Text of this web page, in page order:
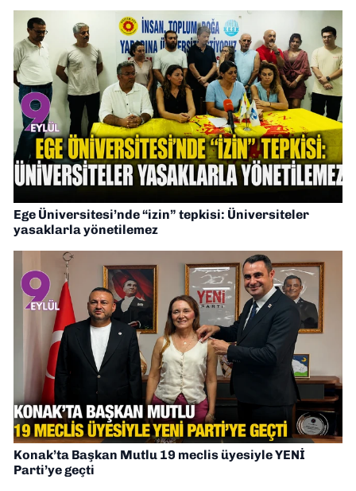
Ege Üniversitesi’nde “izin” tepkisi: Üniversiteler
yasaklarla yönetilemez
Konak’ta Başkan Mutlu 19 meclis üyesiyle YENİ
Parti’ye geçti